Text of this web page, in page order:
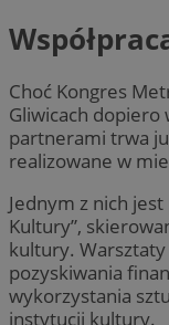
Choć Kongres
Gliwicach dopiero
partnerami trwa
realizowane w
Jednym z nich
Kultury”,
kultury.
pozyskiwania
wykorzystania
instytucji kultury.